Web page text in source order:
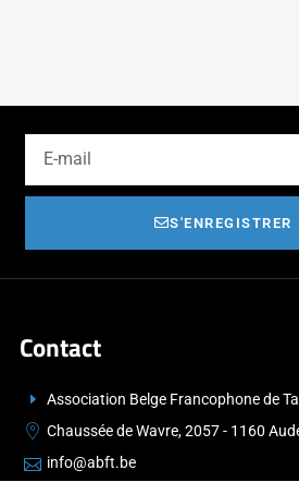
S'ENREGISTRER
Contact
Association Belge Francophone de
Chaussée de Wavre, 2057 - 1160
info@abft.be